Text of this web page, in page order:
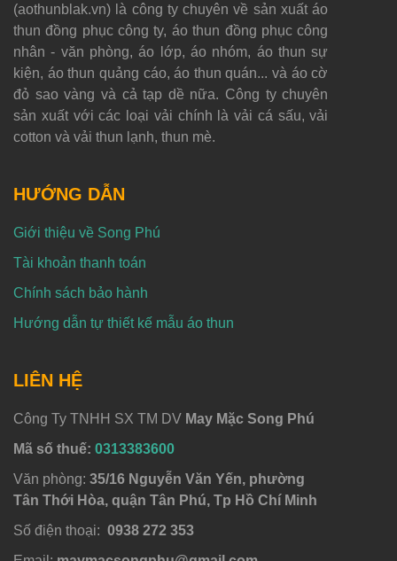
(aothunblak.vn) là công ty chuyên về sản xuất áo
thun đồng phục công ty, áo thun đồng phục công
nhân - văn phòng, áo lớp, áo nhóm, áo thun sự
kiện, áo thun quảng cáo, áo thun quán... và áo cờ
đỏ sao vàng và cả tạp dề nữa. Công ty chuyên
sản xuất với các loại vải chính là vải cá sấu, vải
cotton và vải thun lạnh, thun mè.
HƯỚNG DẪN
Giới thiệu về Song Phú
Tài khoản thanh toán
Chính sách bảo hành
Hướng dẫn tự thiết kế mẫu áo thun
LIÊN HỆ
Công Ty TNHH SX TM DV May Mặc Song Phú
Mã số thuế: 0313383600
Văn phòng: 35/16 Nguyễn Văn Yến, phường
Tân Thới Hòa, quận Tân Phú, Tp Hồ Chí Minh
Số điện thoại: 0938 272 353